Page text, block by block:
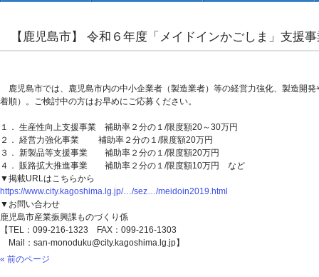
【鹿児島市】 令和６年度「メイドインかごしま」支援
鹿児島市では、鹿児島市内の中小企業者（製造業者）等の経営力強化、製造開
着順）。ご検討中の方はお早めにご応募ください。
１． 生産性向上支援事業 補助率２分の１/限度額20～30万円
２． 経営力強化事業 補助率２分の１/限度額20万円
３． 新製品等支援事業 補助率２分の１/限度額20万円
４． 販路拡大推進事業 補助率２分の１/限度額10万円 など
▼掲載URLはこちらから
https://www.city.kagoshima.lg.jp/…/sez…/meidoin2019.html
▼お問い合わせ
鹿児島市産業振興課ものづくり係
【TEL：099-216-1323 FAX：099-216-1303
Mail：san-monoduku@city.kagoshima.lg.jp】
« 前のページ